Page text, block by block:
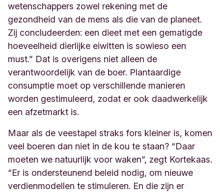
wetenschappers zowel rekening met de
gezondheid van de mens als die van de planeet.
Zij concludeerden: een dieet met een gematigde
hoeveelheid dierlijke eiwitten is sowieso een
must.” Dat is overigens niet alleen de
verantwoordelijk van de boer. Plantaardige
consumptie moet op verschillende manieren
worden gestimuleerd, zodat er ook daadwerkelijk
een afzetmarkt is.
Maar als de veestapel straks fors kleiner is, komen
veel boeren dan niet in de kou te staan? “Daar
moeten we natuurlijk voor waken”, zegt Kortekaas.
“Er is ondersteunend beleid nodig, om nieuwe
verdienmodellen te stimuleren. En die zijn er